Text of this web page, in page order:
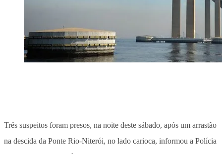
Três suspeitos foram presos, na noite deste sábado, após um arrastão
na descida da Ponte Rio-Niterói, no lado carioca, informou a Polícia